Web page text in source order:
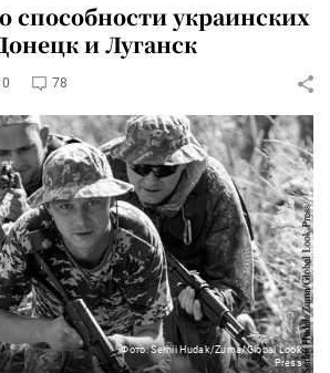
способности украинских
и Луганск
78
Фото: Serhii Hudak/Zuma/Global Look
Press